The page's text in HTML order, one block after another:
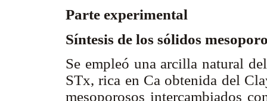
Parte experimental
Síntesis de los sólidos
Se empleó una arcilla natural
STx, rica en Ca obtenida del
mesoporosos intercambiados